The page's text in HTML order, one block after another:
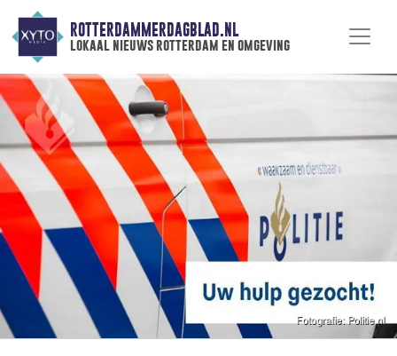
ROTTERDAMMERDAGBLAD.NL
lokaal nieuws rotterdam en omgeving